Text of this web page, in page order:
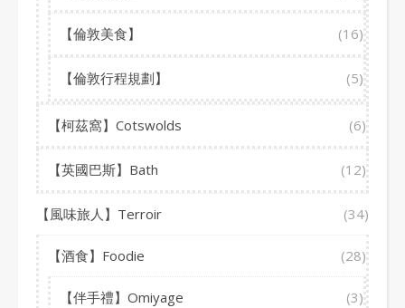
【倫敦美食】 (16)
【倫敦行程規劃】 (5)
【柯茲窩】Cotswolds (6)
【英國巴斯】Bath (12)
【風味旅人】Terroir (34)
【酒食】Foodie (28)
【伴手禮】Omiyage (3)